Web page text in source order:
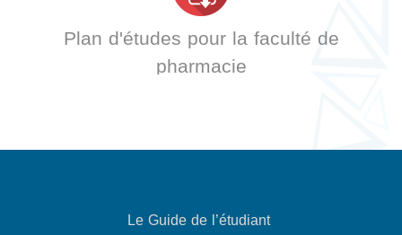
Plan d'études pour la faculté de
pharmacie
Le Guide de l’étudiant